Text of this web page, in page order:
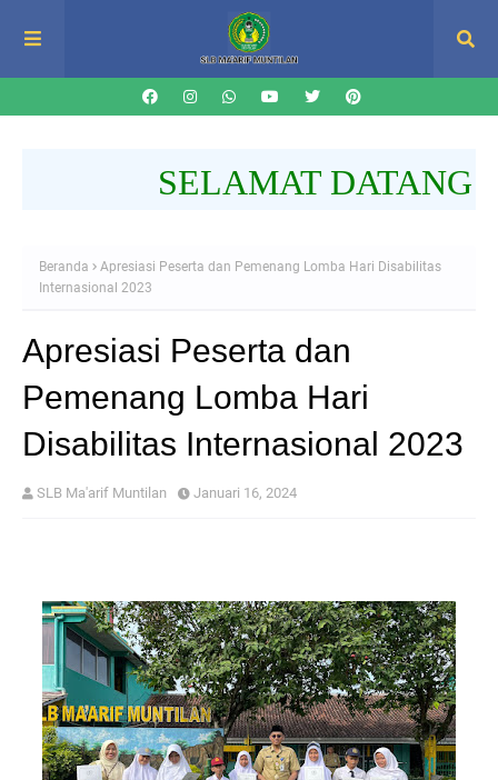
SELAMAT DATANG
Beranda
Apresiasi Peserta dan Pemenang Lomba Hari Disabilitas
Internasional 2023
Apresiasi Peserta dan
Pemenang Lomba Hari
Disabilitas Internasional 2023
SLB Ma'arif Muntilan Januari 16, 2024